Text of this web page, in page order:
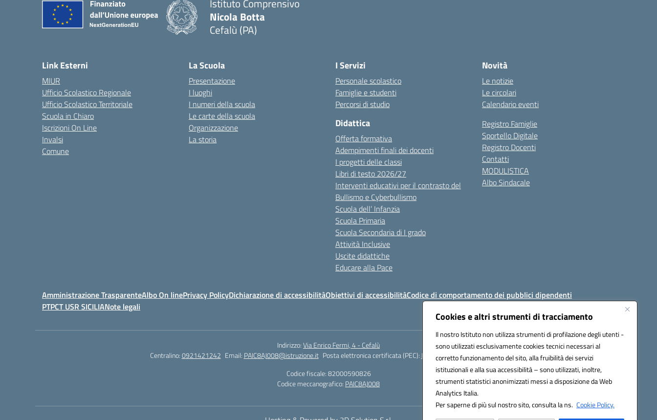
Cookies e altri strumenti di tracciamento
Il nostro Istituto non utilizza strumenti di profilazione degli utenti -
sono utilizzati esclusivamente cookies tecnici necessari al
corretto funzionamento del sito, alla fruibilità dei servizi
istituzionali e alla sua accessibilità – sono utilizzati, inoltre,
strumenti statistici anonimizzati messi a disposizione da Web
Analytics Italia.
Per saperne di più sul nostro sito, consulta la ns. Cookie Policy.
Istituto Comprensivo
Nicola Botta
Cefalù (PA)
Link Esterni
MIUR
Ufficio Scolastico Regionale
Ufficio Scolastico Territoriale
Scuola in Chiaro
Iscrizioni On Line
Invalsi
Comune
La Scuola
Presentazione
I luoghi
I numeri della scuola
Le carte della scuola
Organizzazione
La storia
I Servizi
Personale scolastico
Famiglie e studenti
Percorsi di studio
Didattica
Offerta formativa
Adempimenti finali dei docenti
I progetti delle classi
Libri di testo 2026/27
Interventi educativi per il contrasto del
Bullismo e Cyberbullismo
Scuola dell’ Infanzia
Scuola Primaria
Scuola Secondaria di I grado
Attività Inclusive
Uscite didattiche
Educare alla Pace
Novità
Le notizie
Le circolari
Calendario eventi
Registro Famiglie
Sportello Digitale
Registro Docenti
Contatti
MODULISTICA
Albo Sindacale
Amministrazione TrasparenteAlbo On linePrivacy PolicyDichiarazione di accessibilitàObiettivi di accessibilitàCodice di comportamento dei pubblici dipendenti
PTPCT USR SICILIANote legali
Indirizzo:Via Enrico Fermi, 4 - Cefalù
Centralino:0921421242 Email: PAIC8AJ008@istruzione.it Posta elettronica certificata (PEC): PAIC8AJ008@pec.istruzione.it
Codice fiscale: 82000590826
Codice meccanografico: PAIC8AJ008